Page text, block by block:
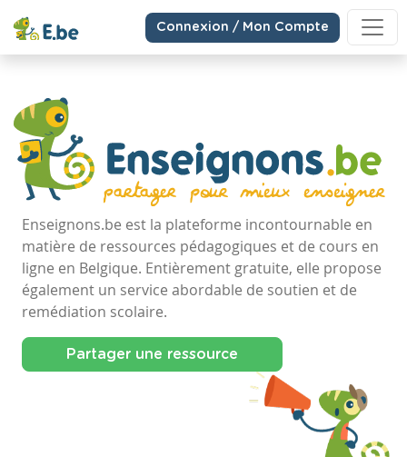
Connexion / Mon Compte
Enseignons.be est la plateforme incontournable en
matière de ressources pédagogiques et de cours en
ligne en Belgique. Entièrement gratuite, elle propose
également un service abordable de soutien et de
remédiation scolaire.
Partager une ressource